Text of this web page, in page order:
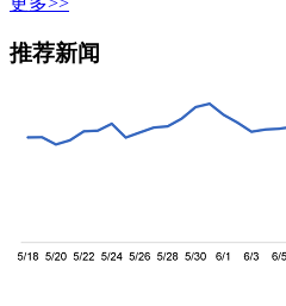
推荐新闻